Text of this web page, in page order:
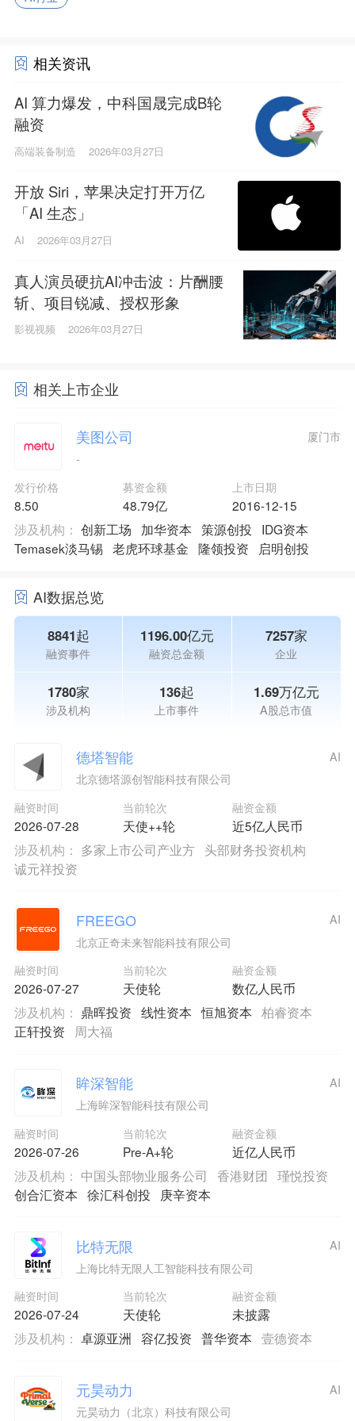
相关资讯
AI 算力爆发，中科国晟完成B轮
融资
高端装备制造 2026年03月27日
开放 Siri，苹果决定打开万亿
「AI 生态」
AI 2026年03月27日
真人演员硬抗AI冲击波：片酬腰
斩、项目锐减、授权形象
影视视频 2026年03月27日
相关上市企业
美图公司
-
厦门市
发行价格
8.50
募资金额
48.79亿
上市日期
2016-12-15
涉及机构： 创新工场 加华资本 策源创投
IDG资本
Temasek淡马锡 老虎环球基金 隆领投资 启明创投
AI数据总览
8841起
融资事件
1196.00亿元
融资总金额
7257家
企业
1780家
涉及机构
136起
上市事件
1.69万亿元
A股总市值
德塔智能
北京德塔源创智能科技有限公司
融资时间
2026-07-28
当前轮次
天使++轮
融资金额
近5亿人民币
AI
涉及机构： 多家上市公司产业方 头部财务投资机构
诚元祥投资
FREEGO
北京正奇未来智能科技有限公司
融资时间
2026-07-27
当前轮次
天使轮
融资金额
数亿人民币
AI
涉及机构： 鼎晖投资 线性资本 恒旭资本 柏睿资本
正轩投资
周大福
眸深智能
上海眸深智能科技有限公司
融资时间
2026-07-26
当前轮次
Pre-A+轮
融资金额
近亿人民币
AI
涉及机构： 中国头部物业服务公司 香港财团
瑾悦投资
创合汇资本 徐汇科创投 庚辛资本
比特无限
上海比特无限人工智能科技有限公司
融资时间
2026-07-24
当前轮次
天使轮
融资金额
未披露
AI
涉及机构： 卓源亚洲 容亿投资 普华资本 壹德资本
元昊动力
元昊动力（北京）科技有限公司
AI